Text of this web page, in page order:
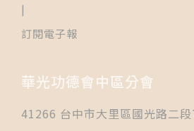
|
訂閱電子報
華光功德會中區分會
41266 台中市大里區國光路二